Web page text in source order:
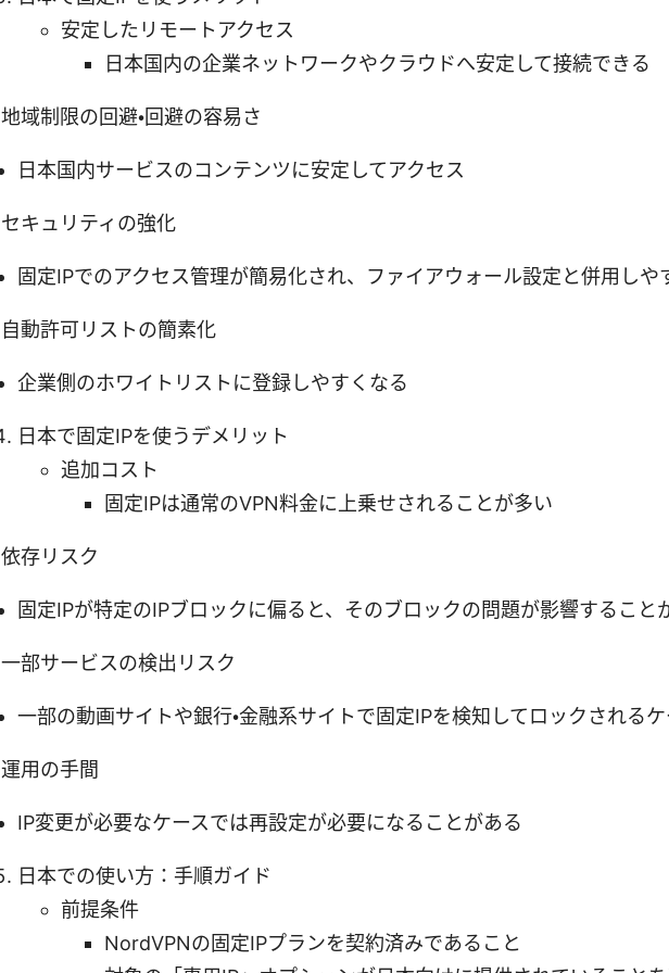
安定したリモートアクセス
日本国内の企業ネットワークやクラウドへ安定して接続できる
地域制限の回避・回避の容易さ
日本国内サービスのコンテンツに安定してアクセス
セキュリティの強化
固定IPでのアクセス管理が簡易化され、ファイアウォール設定と併用しや
自動許可リストの簡素化
企業側のホワイトリストに登録しやすくなる
日本で固定IPを使うデメリット
追加コスト
固定IPは通常のVPN料金に上乗せされることが多い
依存リスク
固定IPが特定のIPブロックに偏ると、そのブロックの問題が影響すること
一部サービスの検出リスク
一部の動画サイトや銀行・金融系サイトで固定IPを検知してロックされる
運用の手間
IP変更が必要なケースでは再設定が必要になることがある
日本での使い方：手順ガイド
前提条件
NordVPNの固定IPプランを契約済みであること